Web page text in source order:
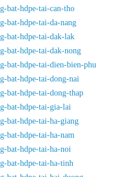
bat-hdpe-tai-can-tho
bat-hdpe-tai-da-nang
bat-hdpe-tai-dak-lak
bat-hdpe-tai-dak-nong
bat-hdpe-tai-dien-bien-phu
bat-hdpe-tai-dong-nai
bat-hdpe-tai-dong-thap
bat-hdpe-tai-gia-lai
bat-hdpe-tai-ha-giang
bat-hdpe-tai-ha-nam
bat-hdpe-tai-ha-noi
bat-hdpe-tai-ha-tinh